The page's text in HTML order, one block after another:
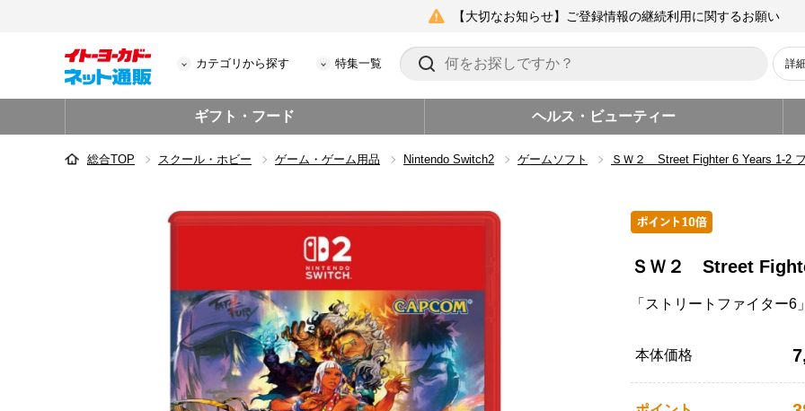
【大切なお知らせ】ご登録情報の継続利用に関するお願い
カテゴリから探す 特集一覧 詳
ギフト・フード ヘルス・ビューティー
総合TOP スクール・ホビー ゲーム・ゲーム用品 Nintendo Switch2 ゲームソフト ＳＷ２ Street Fighter 6 Years 1-2
ＳＷ２ Street
「ストリートファイター
本体価格